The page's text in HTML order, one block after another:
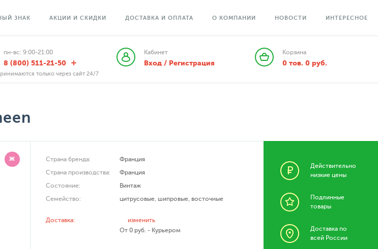
ЗНАК АКЦИИ И СКИДКИ ДОСТАВКА И ОПЛАТА О КОМПАНИИ НОВОСТИ ИНТЕРЕСНОЕ
пн-вс: 9:00-21:00
8 (800) 511-21-50
только через сайт 24/7
Кабинет
Вход / Регистрация
Корзина
0 тов. 0руб.
Ж Страна бренда:
Франция
Страна производства:
Франция
Состояние:
Винтаж
Семейство:
цитрусовые, шипровые, восточные
Доставка:
изменить
От 0 руб. - Курьером
Действительно
низкие цены
Подлинные
товары
Доставка по
всей России